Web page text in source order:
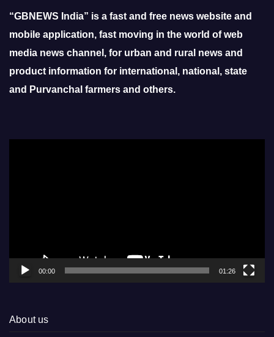
“GBNEWS India” is a fast and free news website and
mobile application, fast moving in the world of web
media news channel, for urban and rural news and
product information for international, national, state
and Purvanchal farmers and others.
00:00 01:26
About us